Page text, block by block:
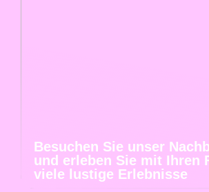
Besuchen Sie unser
und erleben Sie mit Ihren
viele lustige Erlebnisse